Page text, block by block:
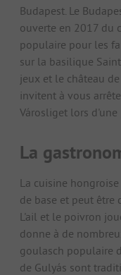
Budapest. Le
ouverte en 2017 du
populaire pour les
sur la basilique
jeux et le château
invitent à vous
Városliget lors
La
La cuisine
de base et peut être
L'ail et le poivron
donne à de
goulasch populaire
de Gulyás sont